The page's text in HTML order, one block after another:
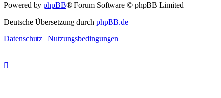
Powered by phpBB® Forum Software © phpBB Limited
Deutsche Übersetzung durch phpBB.de
Datenschutz | Nutzungsbedingungen